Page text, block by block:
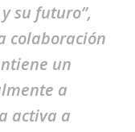
su futuro”,
colaboración
un
a
activa a